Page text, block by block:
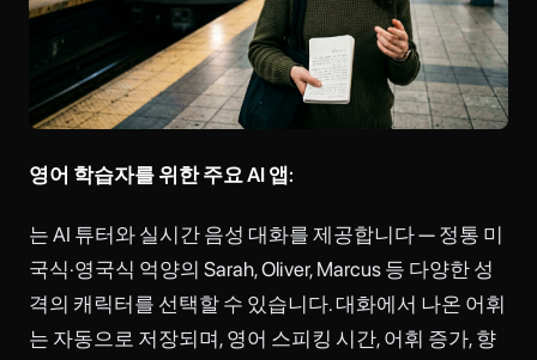
영어 학습자를 위한 주요 AI 앱:
는 AI 튜터와 실시간 음성 대화를 제공합니다 — 정통 미
국식·영국식 억양의 Sarah, Oliver, Marcus 등 다양한 성
격의 캐릭터를 선택할 수 있습니다. 대화에서 나온 어휘
는 자동으로 저장되며, 영어 스피킹 시간, 어휘 증가, 향